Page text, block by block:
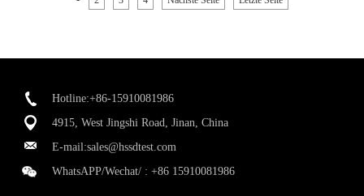
Hotline:+86-15910081986
4915, West Jingshi Road, Jinan, China
E-mail:sales@hssdtest.com
WhatsAPP/Wechat/ :+86 15910081986